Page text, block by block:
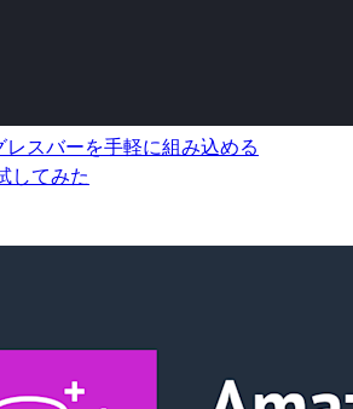
スバーを手軽に組み込める
してみた